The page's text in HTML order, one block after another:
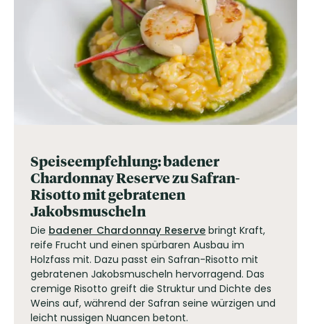
Speiseempfehlung: badener
Chardonnay Reserve zu Safran-
Risotto mit gebratenen
Jakobsmuscheln
Die badener Chardonnay Reserve bringt Kraft,
reife Frucht und einen spürbaren Ausbau im
Holzfass mit. Dazu passt ein Safran-Risotto mit
gebratenen Jakobsmuscheln hervorragend. Das
cremige Risotto greift die Struktur und Dichte des
Weins auf, während der Safran seine würzigen und
leicht nussigen Nuancen betont.